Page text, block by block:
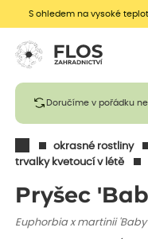
S ohledem na vysoké
Doručíme v pořádku
okrasné rostliny
trvalky kvetoucí v létě
Pryšec
Euphorbia x martinii